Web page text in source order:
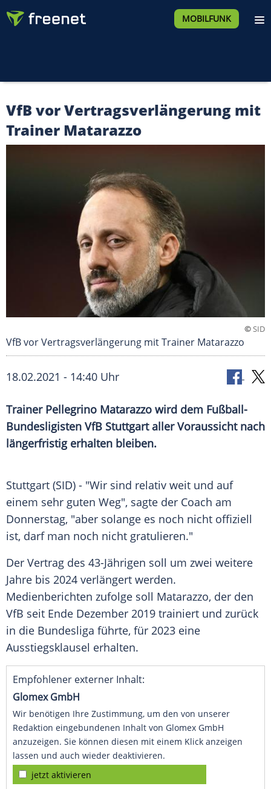
MOBILFUNK
VfB vor Vertragsverlängerung mit
Trainer Matarazzo
©SID
VfB vor Vertragsverlängerung mit Trainer Matarazzo
18.02.2021 - 14:40 Uhr
Trainer Pellegrino Matarazzo wird dem Fußball-
Bundesligisten VfB Stuttgartaller Voraussicht nach
längerfristig erhalten bleiben.
Stuttgart (SID) - "Wir sind relativ weit und auf
einem sehr guten Weg", sagte der Coach am
Donnerstag, "aber solange es noch nicht offiziell
ist, darf man noch nicht gratulieren."
Der Vertrag des 43-Jährigen soll um zwei weitere
Jahre bis 2024 verlängert werden.
Medienberichten zufolge soll Matarazzo, der den
VfB seit Ende Dezember 2019 trainiert und zurück
in die Bundesliga führte, für 2023 eine
Ausstiegsklausel erhalten.
Empfohlener externer Inhalt:
Glomex GmbH
Wir benötigen Ihre Zustimmung, um den von unserer
Redaktion eingebundenen Inhalt von Glomex GmbH
anzuzeigen. Sie können diesen mit einem Klick anzeigen
lassen und auch wieder deaktivieren.
jetzt aktivieren